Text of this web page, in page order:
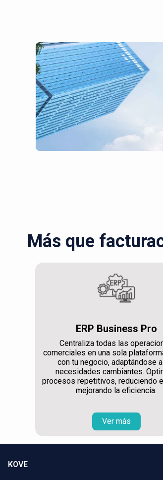
Más que
ERP Business Pro
Centraliza todas las
comerciales en una sola
con tu negocio, adaptándose
necesidades cambiantes.
procesos repetitivos, reduciendo
mejorando la eficiencia.
Ver más
KOVE